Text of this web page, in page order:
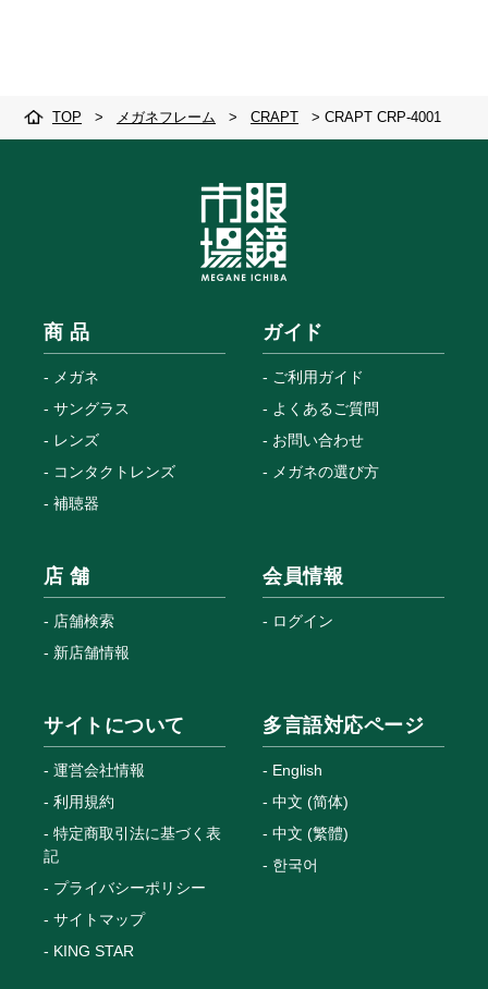
TOP > メガネフレーム > CRAPT > CRAPT CRP-4001
商 品
メガネ
サングラス
レンズ
コンタクトレンズ
補聴器
ガイド
ご利用ガイド
よくあるご質問
お問い合わせ
メガネの選び方
店 舗
店舗検索
新店舗情報
会員情報
ログイン
サイトについて
運営会社情報
利用規約
特定商取引法に基づく表
記
プライバシーポリシー
サイトマップ
KING STAR
多言語対応ページ
English
中文 (简体)
中文 (繁體)
한국어